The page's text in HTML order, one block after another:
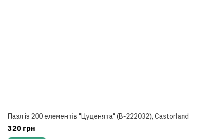
Пазл із 200 елементів "Цуценята" (B-222032), Castorland
320 грн